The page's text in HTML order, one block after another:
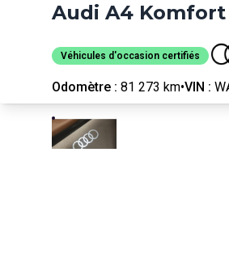
Audi A4
Véhicules d'occasion certifiés
Odomètre : 81 273 km•VIN :
Véhicules
certifiés
Arrêter